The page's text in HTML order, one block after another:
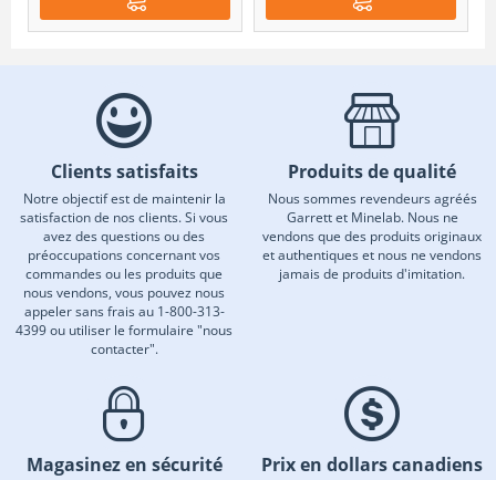
Clients satisfaits
Notre objectif est de maintenir la
satisfaction de nos clients. Si vous
avez des questions ou des
préoccupations concernant vos
commandes ou les produits que
nous vendons, vous pouvez nous
appeler sans frais au 1-800-313-
4399 ou utiliser le formulaire "nous
contacter".
Produits de qualité
Nous sommes revendeurs agréés
Garrett et Minelab. Nous ne
vendons que des produits originaux
et authentiques et nous ne vendons
jamais de produits d'imitation.
Magasinez en sécurité Prix en dollars canadiens